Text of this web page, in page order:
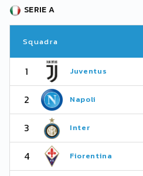
SERIE A
Squadra
1 Juventus
2 Napoli
3 Inter
4 Fiorentina